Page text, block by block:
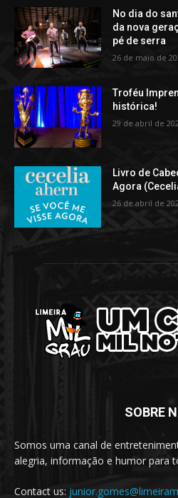
No dia do
da nova
pé de serra
26 de maio de
Troféu
histórica!
29 de abril de
Livro de
Agora
26 de abril de
SOBRE
Somos uma canal de
alegria, informação e humor para
Contact us: